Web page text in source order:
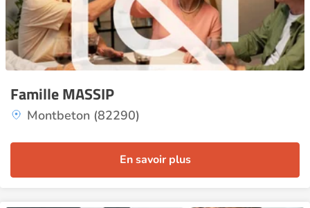
Famille MASSIP
Montbeton (82290)
En savoir plus